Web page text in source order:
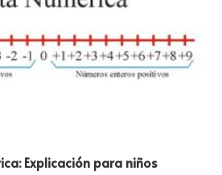
Explicación para niños